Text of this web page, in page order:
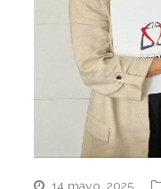
14 mayo, 2025